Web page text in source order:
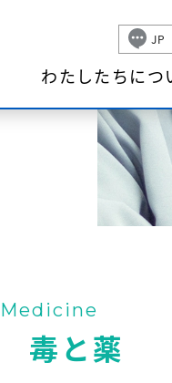
JP
わたしたちにつ
毒と薬